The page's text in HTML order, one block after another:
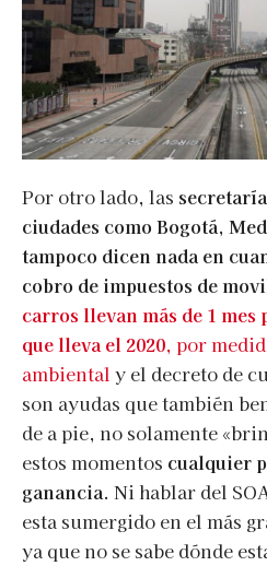
Por otro lado, las
ciudades como Bogotá,
tampoco dicen nada en
cobro de impuestos de
carros llevan más de 1 mes
que lleva el 2020, por
ambiental y el decreto de
son ayudas que también
de a pie, no solamente
estos momentos cualquier
ganancia. Ni hablar del
esta sumergido en el más
ya que no se sabe dónde